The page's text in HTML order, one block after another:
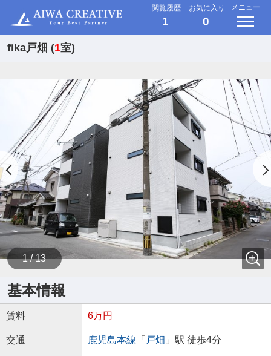
閲覧履歴
1
お気に入り
0
メニュー
fika戸畑 (1室)
1 / 13
基本情報
賃料 6万円
交通 鹿児島本線 「 戸畑 」駅 徒歩4分